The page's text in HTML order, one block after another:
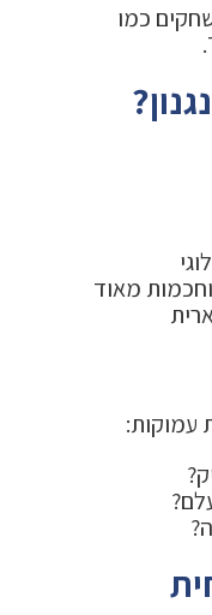
כמו
מאוד
עמוקות: